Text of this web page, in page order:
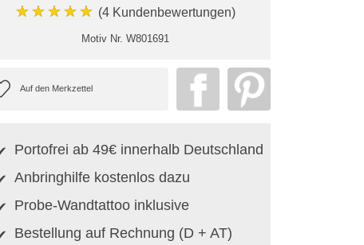
★★★★★ (4 Kundenbewertungen)
Motiv Nr. W801691
Portofrei ab 49€ innerhalb Deutschland
Anbringhilfe kostenlos dazu
Probe-Wandtattoo inklusive
Bestellung auf Rechnung (D + AT)